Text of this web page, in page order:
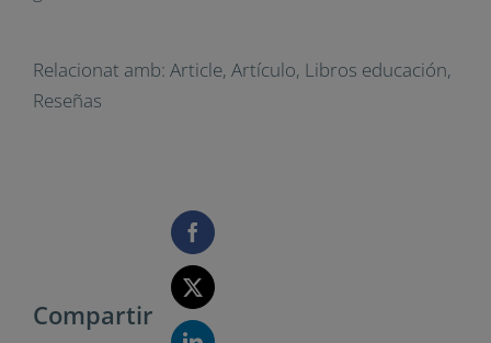
Relacionat amb: Article, Artículo, Libros educación,
Reseñas
Compartir